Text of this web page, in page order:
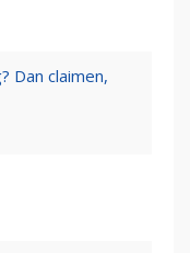
Dan claimen,